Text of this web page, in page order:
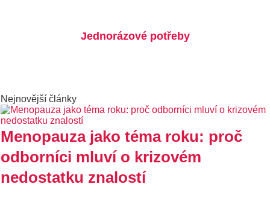
Jednorázové potřeby
Nejnovější články
Menopauza jako téma roku: proč
odborníci mluví o krizovém
nedostatku znalostí